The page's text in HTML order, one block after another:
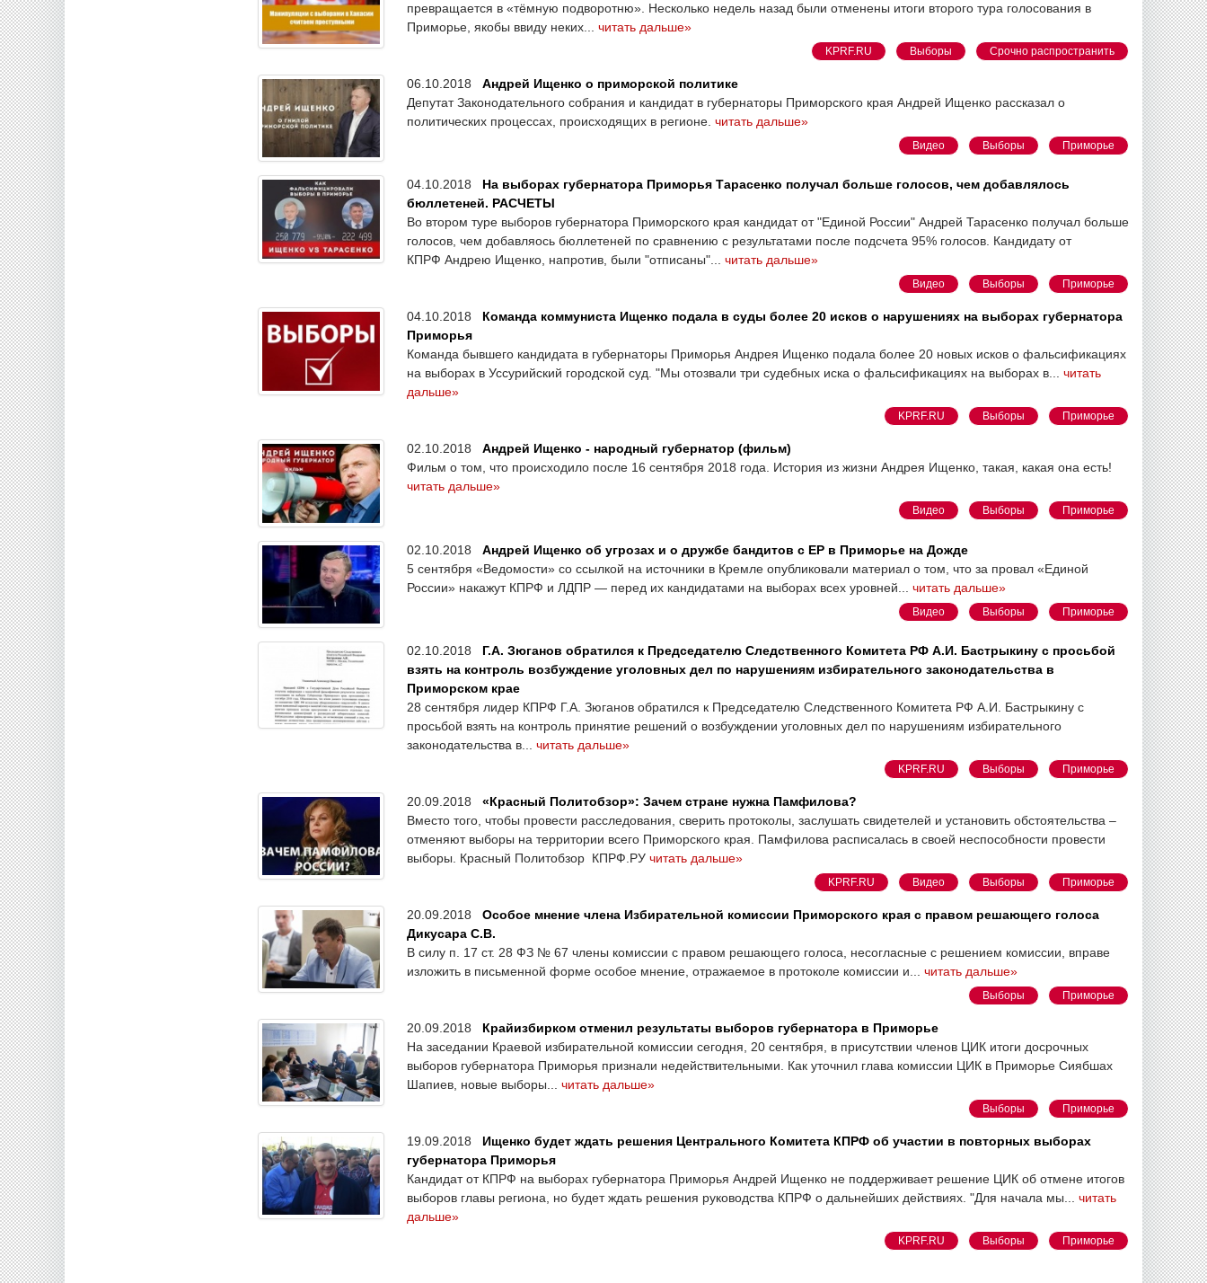
превращается в «тёмную подворотню». Несколько недель назад были отменены итоги второго тура голосования в
Приморье, якобы ввиду неких... читать дальше»
KPRF.RU Выборы Срочно распространить
06.10.2018 Андрей Ищенко о приморской политике
Депутат Законодательного собрания и кандидат в губернаторы Приморского края Андрей Ищенко рассказал о
политических процессах, происходящих в регионе. читать дальше»
Видео Выборы Приморье
04.10.2018 На выборах губернатора Приморья Тарасенко получал больше голосов, чем добавлялось
бюллетеней. РАСЧЕТЫ
Во втором туре выборов губернатора Приморского края кандидат от "Единой России" Андрей Тарасенко получал больше
голосов, чем добавляось бюллетеней по сравнению с результатами после подсчета 95% голосов. Кандидату от
КПРФ Андрею Ищенко, напротив, были "отписаны"... читать дальше»
Видео Выборы Приморье
04.10.2018 Команда коммуниста Ищенко подала в суды более 20 исков о нарушениях на выборах губернатора
Приморья
Команда бывшего кандидата в губернаторы Приморья Андрея Ищенко подала более 20 новых исков о фальсификациях
на выборах в Уссурийский городской суд. "Мы отозвали три судебных иска о фальсификациях на выборах в... читать
дальше»
KPRF.RU Выборы Приморье
02.10.2018 Андрей Ищенко - народный губернатор (фильм)
Фильм о том, что происходило после 16 сентября 2018 года. История из жизни Андрея Ищенко, такая, какая она есть!
читать дальше»
Видео Выборы Приморье
02.10.2018 Андрей Ищенко об угрозах и о дружбе бандитов с ЕР в Приморье на Дожде
5 сентября «Ведомости» со ссылкой на источники в Кремле опубликовали материал о том, что за провал «Единой
России» накажут КПРФ и ЛДПР — перед их кандидатами на выборах всех уровней... читать дальше»
Видео Выборы Приморье
02.10.2018 Г.А. Зюганов обратился к Председателю Следственного Комитета РФ А.И. Бастрыкину с просьбой
взять на контроль возбуждение уголовных дел по нарушениям избирательного законодательства в
Приморском крае
28 сентября лидер КПРФ Г.А. Зюганов обратился к Председателю Следственного Комитета РФ А.И. Бастрыкину с
просьбой взять на контроль принятие решений о возбуждении уголовных дел по нарушениям избирательного
законодательства в... читать дальше»
KPRF.RU Выборы Приморье
20.09.2018 «Красный Политобзор»: Зачем стране нужна Памфилова?
Вместо того, чтобы провести расследования, сверить протоколы, заслушать свидетелей и установить обстоятельства –
отменяют выборы на территории всего Приморского края. Памфилова расписалась в своей неспособности провести
выборы. Красный Политобзор КПРФ.РУ читать дальше»
KPRF.RU Видео Выборы Приморье
20.09.2018 Особое мнение члена Избирательной комиссии Приморского края с правом решающего голоса
Дикусара С.В.
В силу п. 17 ст. 28 ФЗ № 67 члены комиссии с правом решающего голоса, несогласные с решением комиссии, вправе
изложить в письменной форме особое мнение, отражаемое в протоколе комиссии и... читать дальше»
Выборы Приморье
20.09.2018 Крайизбирком отменил результаты выборов губернатора в Приморье
На заседании Краевой избирательной комиссии сегодня, 20 сентября, в присутствии членов ЦИК итоги досрочных
выборов губернатора Приморья признали недействительными. Как уточнил глава комиссии ЦИК в Приморье Сиябшах
Шапиев, новые выборы... читать дальше»
Выборы Приморье
19.09.2018 Ищенко будет ждать решения Центрального Комитета КПРФ об участии в повторных выборах
губернатора Приморья
Кандидат от КПРФ на выборах губернатора Приморья Андрей Ищенко не поддерживает решение ЦИК об отмене итогов
выборов главы региона, но будет ждать решения руководства КПРФ о дальнейших действиях. "Для начала мы... читать
дальше»
KPRF.RU Выборы Приморье